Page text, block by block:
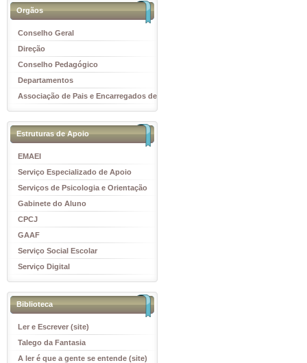
Orgãos
Conselho Geral
Direção
Conselho Pedagógico
Departamentos
Associação de Pais e Encarregados de
Educação
Estruturas de Apoio
EMAEI
Serviço Especializado de Apoio
Educativo
Serviços de Psicologia e Orientação
(SPO)
Gabinete do Aluno
CPCJ
GAAF
Serviço Social Escolar
Serviço Digital
Biblioteca
Ler e Escrever (site)
Talego da Fantasia
A ler é que a gente se entende (site)